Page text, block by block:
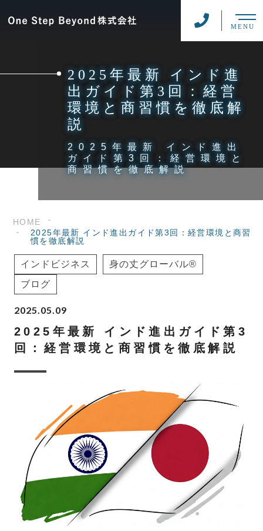
MENU
2025年最新 インド進
出ガイド第3回：経営
環境と商習慣を徹底解
説
2025年最新 インド進出
ガイド第3回：経営環境と
商習慣を徹底解説
HOME
2025年最新 インド進出ガイド第3回：経営環境と商習
慣を徹底解説
インドビジネス
身の丈グローバル®
ブログ
2025.05.09
2025年最新 インド進出ガイド第3
回：経営環境と商習慣を徹底解説